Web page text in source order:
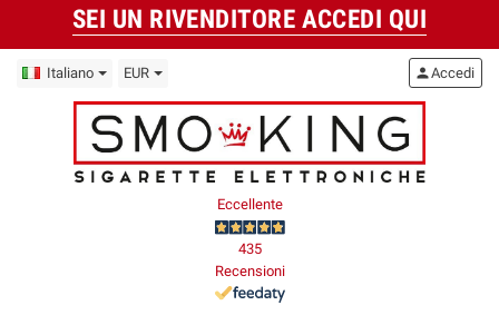
SEI UN RIVENDITORE ACCEDI QUI
Italiano EUR
Eccellente
435
Recensioni
personAccedi